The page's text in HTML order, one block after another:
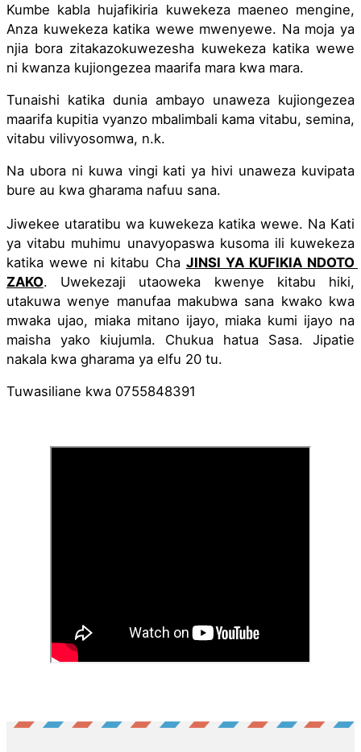
Kumbe kabla hujafikiria kuwekeza maeneo mengine,
Anza kuwekeza katika wewe mwenyewe. Na moja ya
njia bora zitakazokuwezesha kuwekeza katika wewe
ni kwanza kujiongezea maarifa mara kwa mara.
Tunaishi katika dunia ambayo unaweza kujiongezea
maarifa kupitia vyanzo mbalimbali kama vitabu, semina,
vitabu vilivyosomwa, n.k.
Na ubora ni kuwa vingi kati ya hivi unaweza kuvipata
bure au kwa gharama nafuu sana.
Jiwekee utaratibu wa kuwekeza katika wewe. Na Kati
ya vitabu muhimu unavyopaswa kusoma ili kuwekeza
katika wewe ni kitabu Cha JINSI YA KUFIKIA NDOTO
ZAKO. Uwekezaji utaoweka kwenye kitabu hiki,
utakuwa wenye manufaa makubwa sana kwako kwa
mwaka ujao, miaka mitano ijayo, miaka kumi ijayo na
maisha yako kiujumla. Chukua hatua Sasa. Jipatie
nakala kwa gharama ya elfu 20 tu.
Tuwasiliane kwa 0755848391